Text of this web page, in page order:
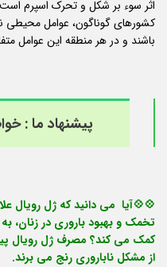
اثر سوء بر شکل و تحرک اسپرم
کشورهای گوناگون، عوامل محیطی
باشند و در هر منطقه این عوامل
پیشنهاد ما :
💠💠آیا می دانید که ژل رویال
تخمک و بهبود باروری در زنان،
کمک می کند؟ مصرف ژل رویال
از مشکل ناباروری رنج می برند.